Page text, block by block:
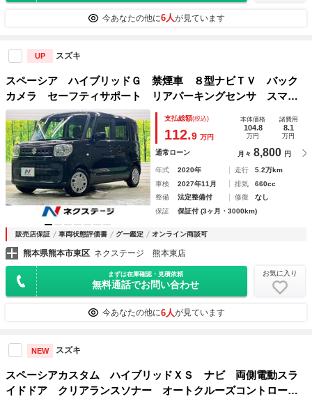
今あなたの他に6人が見ています
UP スズキ
スペーシア ハイブリッドＧ 禁煙車 ８型ナビＴＶ バック
カメラ セーフティサポート リアパーキングセンサ スマー
トキー オートエアコン オートライト ハイビームアシス
ト 車線逸脱警告 Ｂｌｕｅｔｏｏｔｈ ＤＶＤ再生
支払総額(税込)
112.9 万円
本体価格
104.8
万円
諸費用
8.1
万円
通常ローン 月々 8,800 円
年式 2020年 走行
5.2万km
車検
2027年11月 排気
660cc
整備
法定整備付 修復
なし
保証
保証付 (3ヶ月・3000km)
販売店保証 車両状態評価書 グー鑑定 オンライン商談可
熊本県熊本市東区 ネクステージ 熊本東店
まずは在庫確認・見積依頼
無料通話でお問い合わせ
お気に入り
今あなたの他に6人が見ています
NEW スズキ
スペーシアカスタム ハイブリッドＸＳ ナビ 両側電動スラ
イドドア クリアランスソナー オートクルーズコントロー